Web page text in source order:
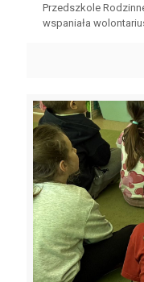
Przedszkole
wspaniała